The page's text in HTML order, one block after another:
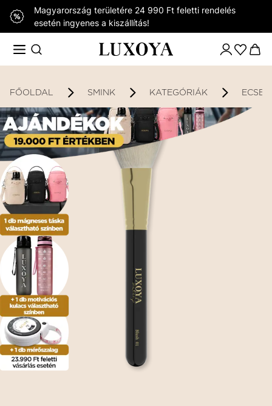
Magyarország területére 24 990 Ft feletti rendelés
esetén ingyenes a kiszállítás!
FŐOLDAL SMINK KATEGÓRIÁK